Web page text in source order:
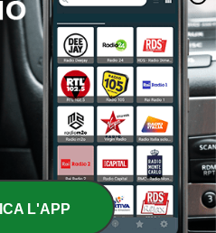
Torino 1 - 1 Juventus
Torino 0 - 0 Juventus
Juventus 2 - 0 Torino
Juventus 2 - 0 Torino
Juventus 4 - 2 Torino
Torino 0 - 1 Juventus
Juventus 1 - 1 Torino
Torino 0 - 1 Juventus
L'APP